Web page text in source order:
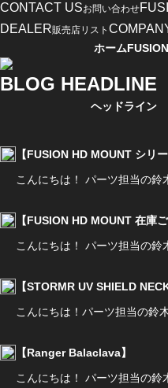
CONTACT USお問い合わせ
DEALER販売店リスト
ホーム
BLOG HEADLINE
ヘッドライン
【FUSION HD MOUNT シリー
こんにちは！ パーツ担当の
【FUSION HD MOUNT 在庫
こんにちは！ パーツ担当の
【STORMR UV SHIELD
こんにちは！パーツ担当の鈴
【Ranger Balaclava】
こんにちは！ パーツ担当の